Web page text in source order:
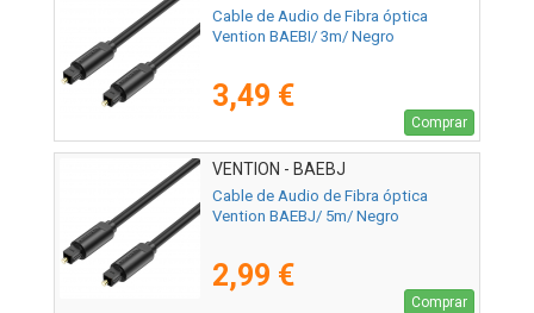
Cable de Audio de Fibra óptica
Vention BAEBI/ 3m/ Negro
3,49 €
Comprar
VENTION - BAEBJ
Cable de Audio de Fibra óptica
Vention BAEBJ/ 5m/ Negro
2,99 €
Comprar